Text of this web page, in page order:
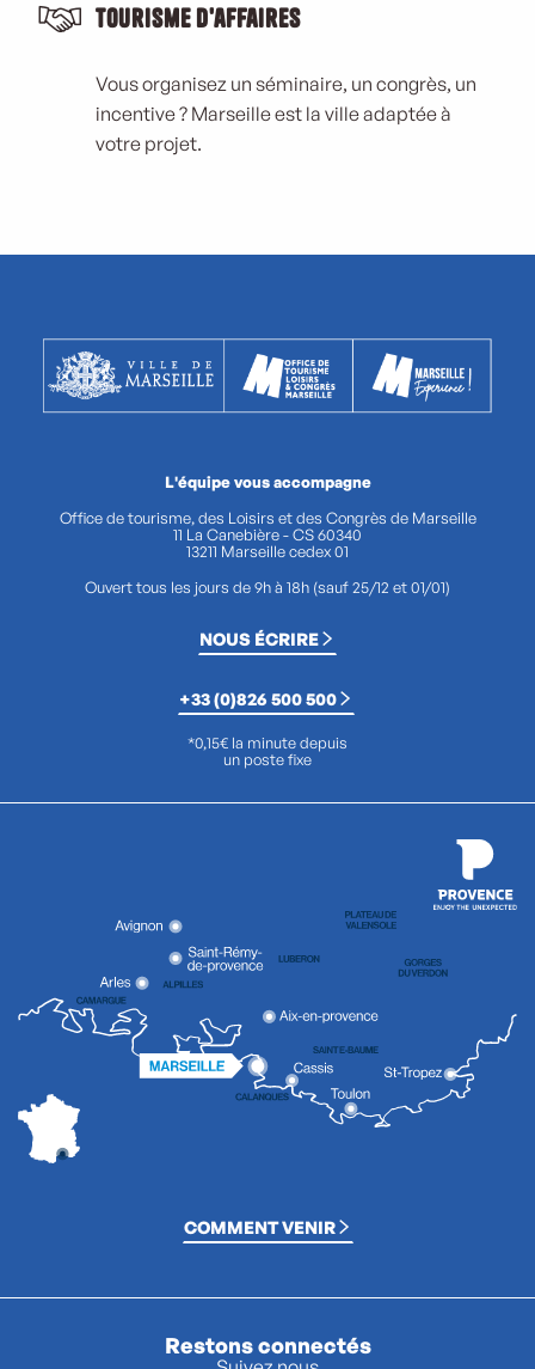
Tourisme d'affaires
Vous organisez un séminaire, un congrès, un
incentive ? Marseille est la ville adaptée à
votre projet.
L'équipe vous accompagne
Office de tourisme, des Loisirs et des Congrès de Marseille
11 La Canebière - CS 60340
13211 Marseille cedex 01
Ouvert tous les jours de 9h à 18h (sauf 25/12 et 01/01)
NOUS ÉCRIRE
+33 (0)826 500 500
*0,15€ la minute depuis
un poste fixe
COMMENT VENIR
Restons connectés